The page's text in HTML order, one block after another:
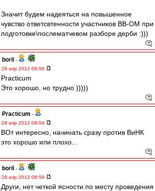
Значит будем надеяться на повышенное
чувство ответсвтенности участников ВВ-ОМ при
подготовке\послематчевом разборе дерби :)))
boril -
28 апр 2012 09:06
Practicum
Это хорошо, но трудно )))))
Practicum -
28 апр 2012 09:04
ВОт интересно, начинать сразу против ВиНК
это хорошо или плохо...
boril -
28 апр 2012 08:59
Други, нет четкой ясности по месту проведения